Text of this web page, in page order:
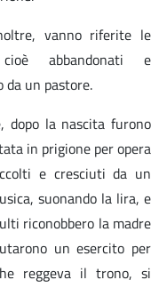
vanno riferite le
abbandonati e
da un pastore.
dopo la nascita furono
in prigione per opera
e cresciuti da un
suonando la lira, e
riconobbero la madre
un esercito per
reggeva il trono, si